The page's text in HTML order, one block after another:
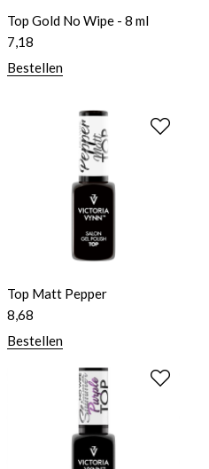
Top Gold No Wipe - 8 ml
7,18
Bestellen
Top Matt Pepper
8,68
Bestellen